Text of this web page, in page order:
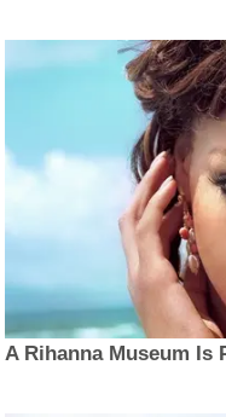
A Rihanna Museum Is